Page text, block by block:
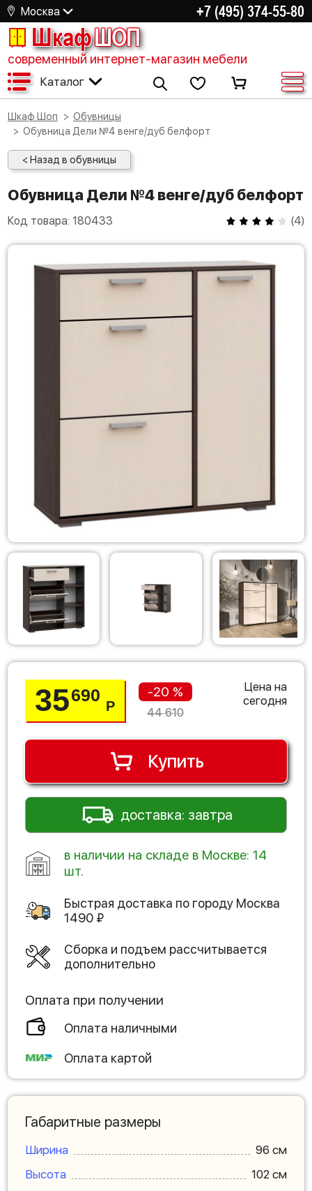
Москва +7 (495) 374-55-80
ШкафШОП
современный интернет-магазин мебели
Каталог
Шкаф Шоп
Обувницы
Обувница Дели №4 венге/дуб белфорт
< Назад в обувницы
Обувница Дели №4 венге/дуб белфорт
Код товара: 180433 (4)
35690
Р
-20 %
44 610
Цена на
сегодня
Купить
доставка: завтра
в наличии на складе в Москве: 14
шт.
Быстрая доставка по городу Москва
1490 ₽
Сборка и подъем рассчитывается
дополнительно
Оплата при получении
Оплата наличными
Оплата картой
Габаритные размеры
Ширина
96 см
Высота
102 см